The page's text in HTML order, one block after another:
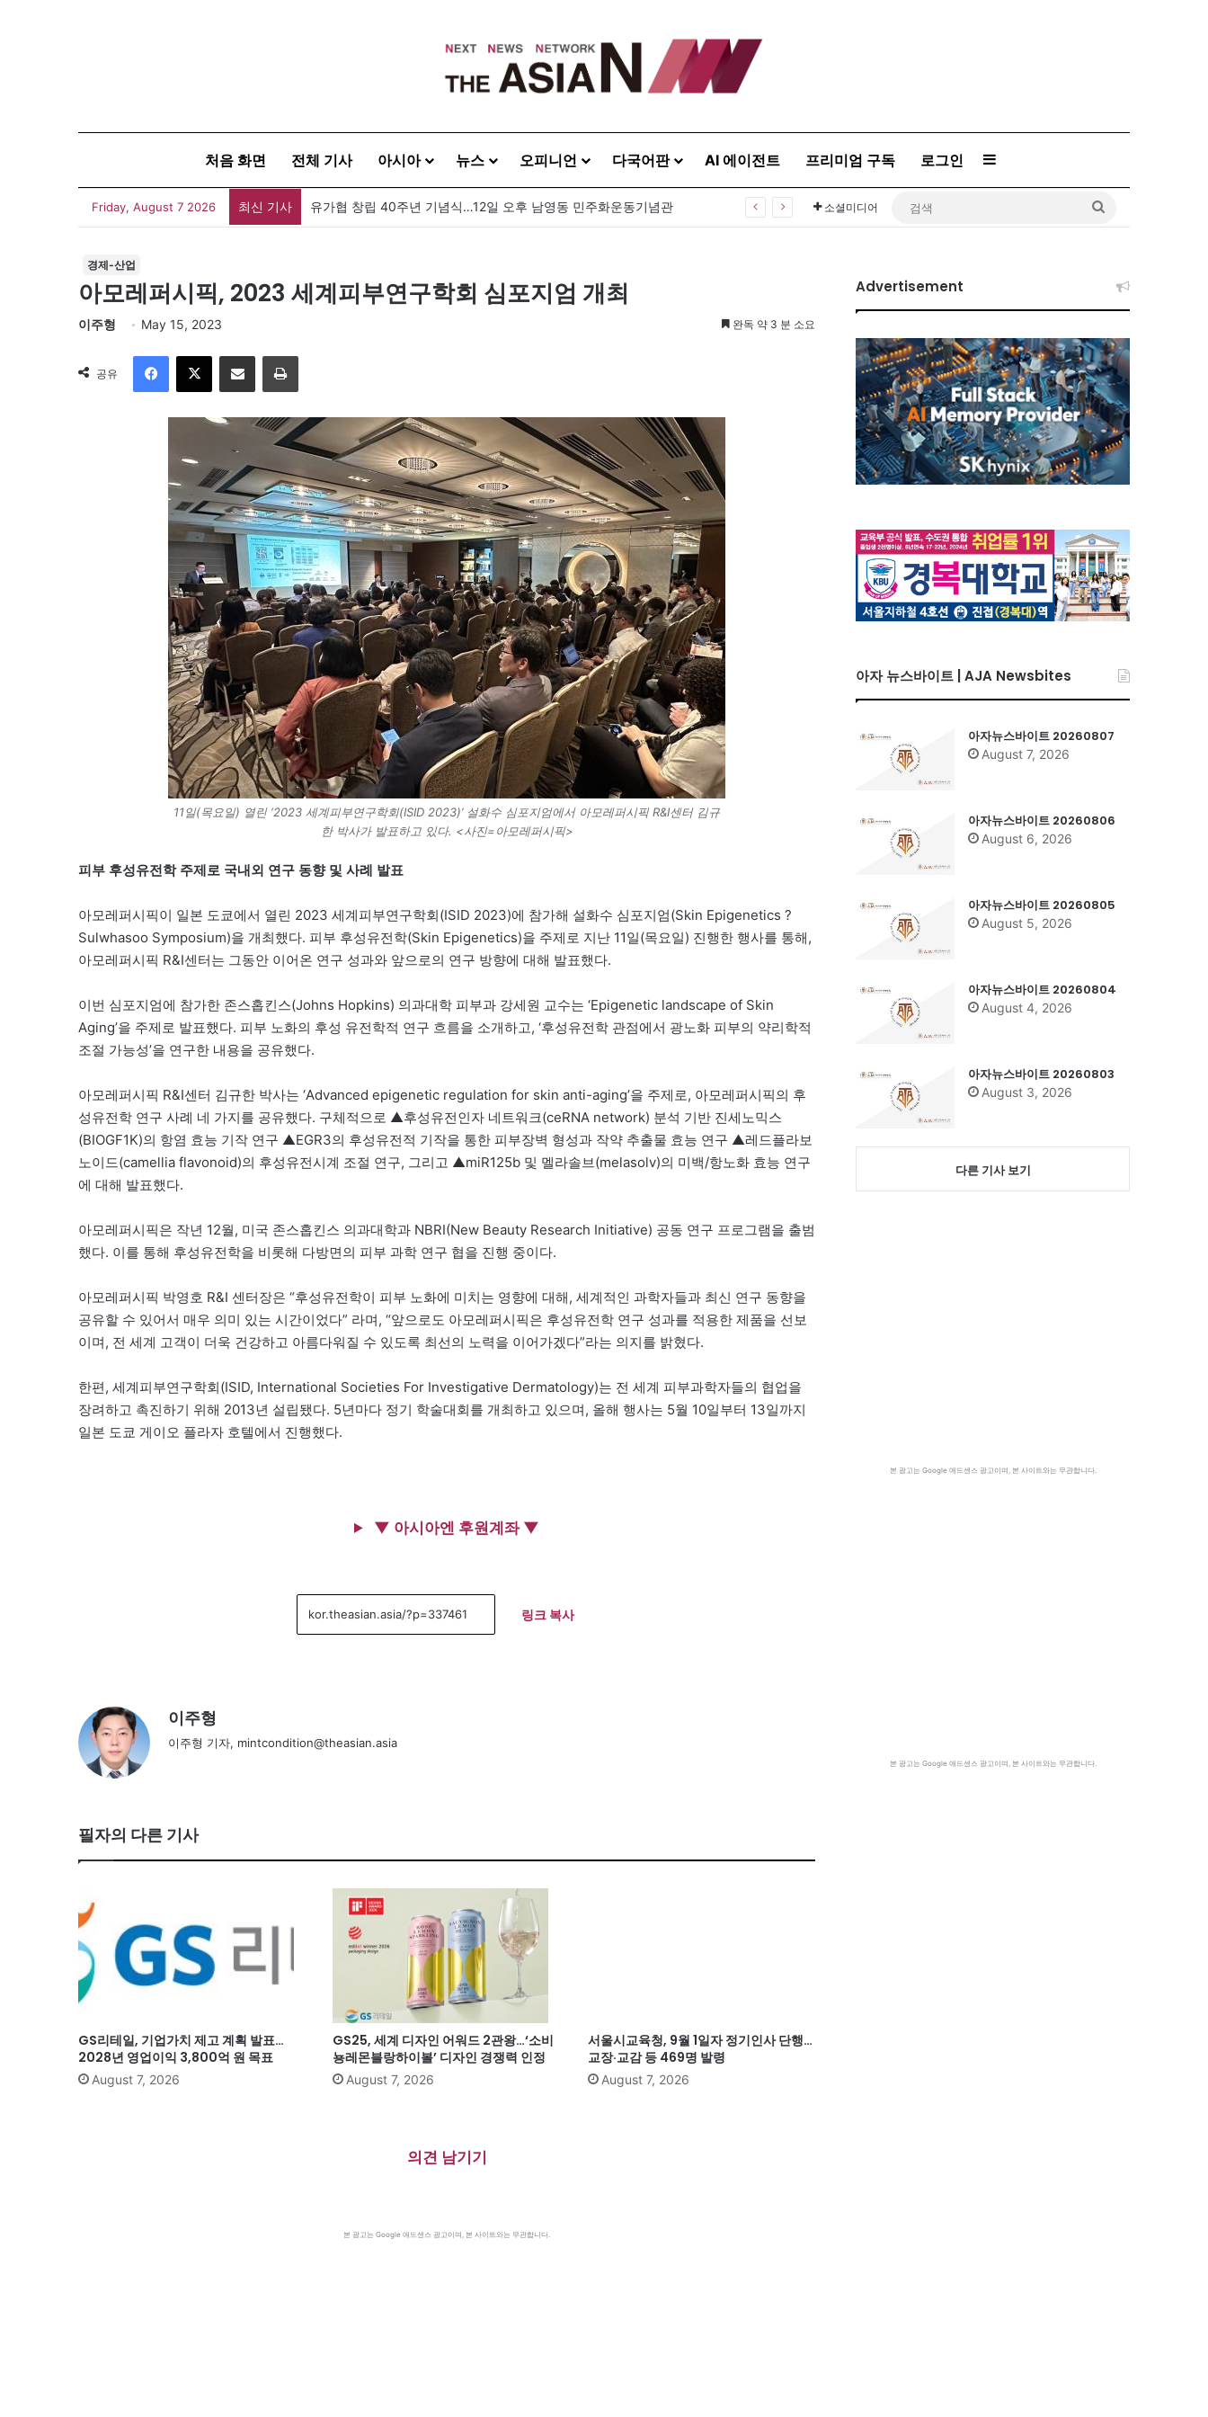
처음 화면 전체 기사 아시아 뉴스 오피니언 다국어판 AI 에이전트 프리미엄 구독 로그인 Sidebar
Friday, August 7 2026 최신 기사 유가협 창립 40주년 기념식…12일 오후 남영동 민주화운동기념관 소셜미디어
경제-산업
아모레퍼시픽, 2023 세계피부연구학회 심포지엄 개최
이주형 May 15, 2023 완독 약 3 분 소요
공유
이메일
11일(목요일) 열린 ‘2023 세계피부연구학회(ISID 2023)’ 설화수 심포지엄에서 아모레퍼시픽 R&I센터 김규
한 박사가 발표하고 있다. <사진=아모레퍼시픽>
피부 후성유전학 주제로 국내외 연구 동향 및 사례 발표
아모레퍼시픽이 일본 도쿄에서 열린 2023 세계피부연구학회(ISID 2023)에 참가해 설화수 심포지엄(Skin Epigenetics ?
Sulwhasoo Symposium)을 개최했다. 피부 후성유전학(Skin Epigenetics)을 주제로 지난 11일(목요일) 진행한 행사를 통해,
아모레퍼시픽 R&I센터는 그동안 이어온 연구 성과와 앞으로의 연구 방향에 대해 발표했다.
이번 심포지엄에 참가한 존스홉킨스(Johns Hopkins) 의과대학 피부과 강세원 교수는 ‘Epigenetic landscape of Skin
Aging’을 주제로 발표했다. 피부 노화의 후성 유전학적 연구 흐름을 소개하고, ‘후성유전학 관점에서 광노화 피부의 약리학적
조절 가능성’을 연구한 내용을 공유했다.
아모레퍼시픽 R&I센터 김규한 박사는 ‘Advanced epigenetic regulation for skin anti-aging’을 주제로, 아모레퍼시픽의 후
성유전학 연구 사례 네 가지를 공유했다. 구체적으로 ▲후성유전인자 네트워크(ceRNA network) 분석 기반 진세노믹스
(BIOGF1K)의 항염 효능 기작 연구 ▲EGR3의 후성유전적 기작을 통한 피부장벽 형성과 작약 추출물 효능 연구 ▲레드플라보
노이드(camellia flavonoid)의 후성유전시계 조절 연구, 그리고 ▲miR125b 및 멜라솔브(melasolv)의 미백/항노화 효능 연구
에 대해 발표했다.
아모레퍼시픽은 작년 12월, 미국 존스홉킨스 의과대학과 NBRI(New Beauty Research Initiative) 공동 연구 프로그램을 출범
했다. 이를 통해 후성유전학을 비롯해 다방면의 피부 과학 연구 협을 진행 중이다.
아모레퍼시픽 박영호 R&I 센터장은 “후성유전학이 피부 노화에 미치는 영향에 대해, 세계적인 과학자들과 최신 연구 동향을
공유할 수 있어서 매우 의미 있는 시간이었다” 라며, “앞으로도 아모레퍼시픽은 후성유전학 연구 성과를 적용한 제품을 선보
이며, 전 세계 고객이 더욱 건강하고 아름다워질 수 있도록 최선의 노력을 이어가겠다”라는 의지를 밝혔다.
한편, 세계피부연구학회(ISID, International Societies For Investigative Dermatology)는 전 세계 피부과학자들의 협업을
장려하고 촉진하기 위해 2013년 설립됐다. 5년마다 정기 학술대회를 개최하고 있으며, 올해 행사는 5월 10일부터 13일까지
일본 도쿄 게이오 플라자 호텔에서 진행했다.
▼ 아시아엔 후원계좌 ▼
링크 복사
이주형
이주형 기자, mintcondition@theasian.asia
필자의 다른 기사
GS리테일, 기업가치 제고 계획 발표…
2028년 영업이익 3,800억 원 목표
August 7, 2026
GS25, 세계 디자인 어워드 2관왕…‘소비
뇽레몬블랑하이볼’ 디자인 경쟁력 인정
August 7, 2026
서울시교육청, 9월 1일자 정기인사 단행…
교장·교감 등 469명 발령
August 7, 2026
의견 남기기
본 광고는 Google 애드센스 광고이며, 본 사이트와는 무관합니다.
Advertisement
아자 뉴스바이트 | AJA Newsbites
아자뉴스바이트 20260807
August 7, 2026
아자뉴스바이트 20260806
August 6, 2026
아자뉴스바이트 20260805
August 5, 2026
아자뉴스바이트 20260804
August 4, 2026
아자뉴스바이트 20260803
August 3, 2026
다른 기사 보기
본 광고는 Google 애드센스 광고이며, 본 사이트와는 무관합니다.
본 광고는 Google 애드센스 광고이며, 본 사이트와는 무관합니다.